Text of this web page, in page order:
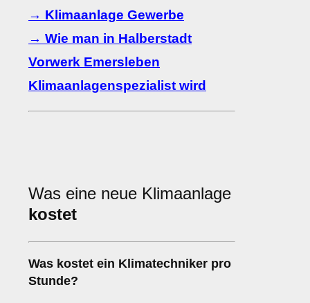
→ Klimaanlage Gewerbe
→ Wie man in Halberstadt
Vorwerk Emersleben
Klimaanlagenspezialist wird
Was eine neue Klimaanlage
kostet
Was kostet ein Klimatechniker pro
Stunde?